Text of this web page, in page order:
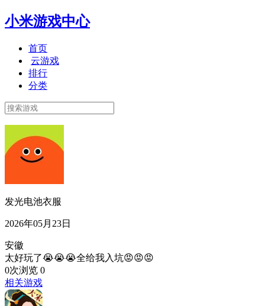
小米游戏中心
首页
云游戏
排行
分类
发光电池衣服
2026年05月23日
安徽
太好玩了😭😭😭全给我入坑😡😡😡
0次浏览 0
相关游戏